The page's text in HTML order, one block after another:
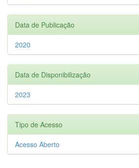
Data de Publicação
2020
Data de Disponibilização
2023
Tipo de Acesso
Acesso Aberto